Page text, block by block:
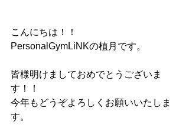
こんにちは！！
PersonalGymLiNKの植月です。
皆様明けましておめでとうございま
す！！
今年もどうぞよろしくお願いいたしま
す。